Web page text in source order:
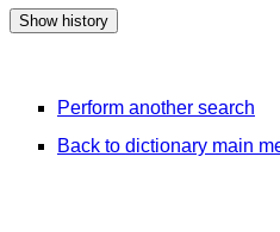
Perform another search
Back to dictionary main